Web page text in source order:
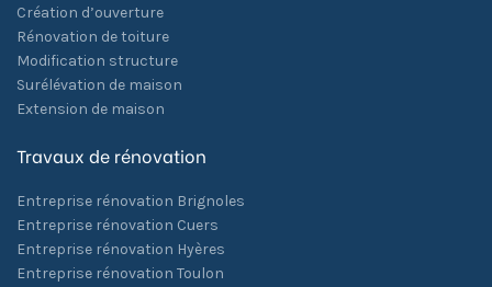
Création d’ouverture
Rénovation de toiture
Modification structure
Surélévation de maison
Extension de maison
Travaux de rénovation
Entreprise rénovation Brignoles
Entreprise rénovation Cuers
Entreprise rénovation Hyères
Entreprise rénovation Toulon